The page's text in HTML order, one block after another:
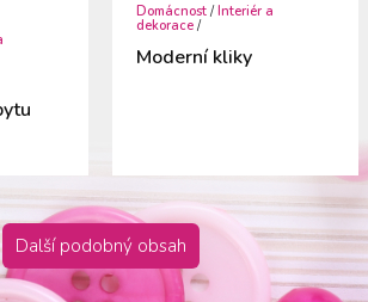
Domácnost /Interiér a
dekorace /
Moderní kliky
Další podobný obsah